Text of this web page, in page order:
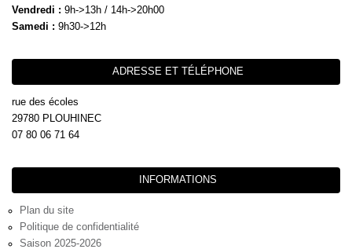
Vendredi : 9h->13h / 14h->20h00
Samedi : 9h30->12h
ADRESSE ET TÉLÉPHONE
rue des écoles
29780 PLOUHINEC
07 80 06 71 64
INFORMATIONS
Plan du site
Politique de confidentialité
Saison 2025-2026